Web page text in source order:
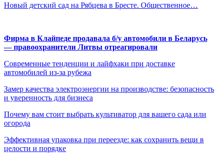
Новый детский сад на Рябцева в Бресте. Общественное…
Фирма в Клайпеде продавала б/у автомобили в Беларусь
— правоохранители Литвы отреагировали
Современные тенденции и лайфхаки при доставке
автомобилей из-за рубежа
Замер качества электроэнергии на производстве: безопасность
и уверенность для бизнеса
Почему вам стоит выбрать культиватор для вашего сада или
огорода
Эффективная упаковка при переезде: как сохранить вещи в
целости и порядке